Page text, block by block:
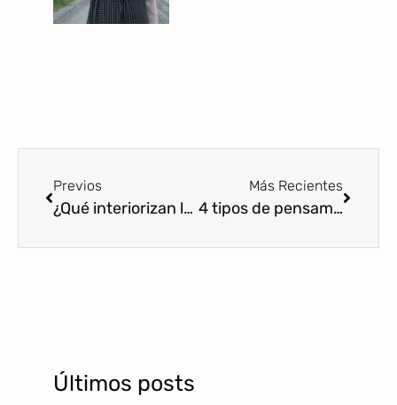
Previos
¿Qué interiorizan los niños cuando descargamos nuestra ira contra ellos?
Más Recientes
4 tipos de pensamiento que potencian la ira en la crianza
Últimos posts